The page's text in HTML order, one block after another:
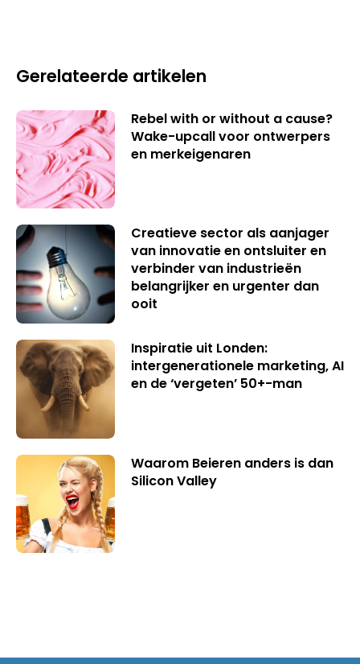
Gerelateerde artikelen
Rebel with or without a cause?
Wake-upcall voor ontwerpers
en merkeigenaren
Creatieve sector als aanjager
van innovatie en ontsluiter en
verbinder van industrieën
belangrijker en urgenter dan
ooit
Inspiratie uit Londen:
intergenerationele marketing, AI
en de ‘vergeten’ 50+-man
Waarom Beieren anders is dan
Silicon Valley